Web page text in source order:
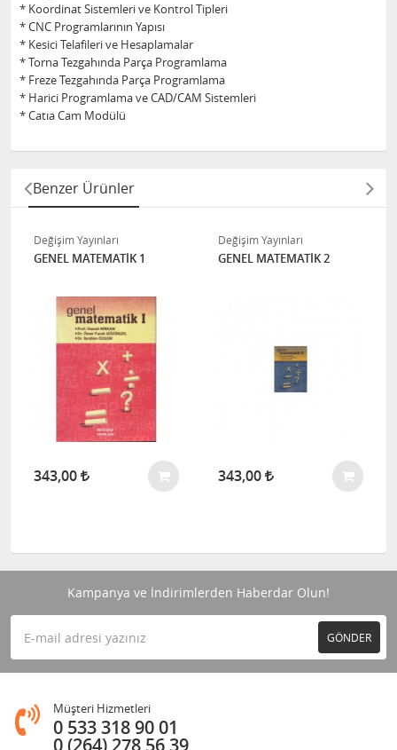
* Koordinat Sistemleri ve Kontrol Tipleri
* CNC Programlarının Yapısı
* Kesici Telafileri ve Hesaplamalar
* Torna Tezgahında Parça Programlama
* Freze Tezgahında Parça Programlama
* Harici Programlama ve CAD/CAM Sistemleri
* Catıa Cam Modülü
Benzer Ürünler
Değişim Yayınları
GENEL MATEMATİK 1
343,00
Değişim Yayınları
GENEL MATEMATİK 2
343,00
Kampanya ve İndirimlerden Haberdar Olun!
GÖNDER
Müşteri Hizmetleri
0 533 318 90 01
0 (264) 278 56 39